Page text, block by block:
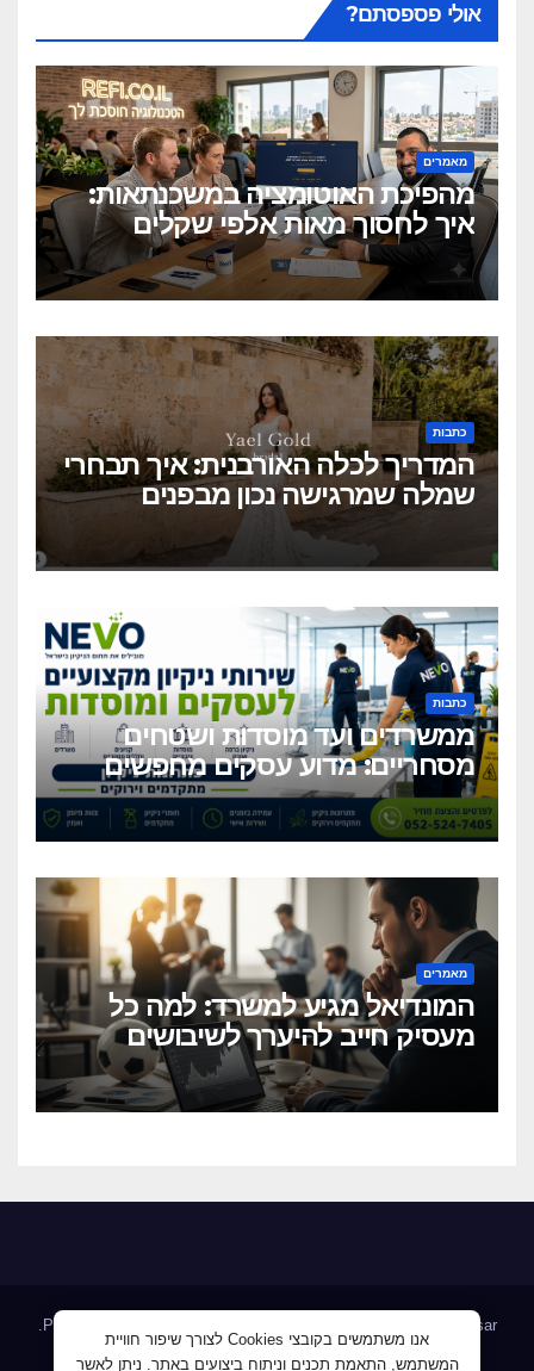
אולי פספסתם?
מאמרים
מהפיכת האוטומציה במשכנתאות:
איך לחסוך מאות אלפי שקלים
בלחיצת כפתור?
כתבות
המדריך לכלה האורבנית: איך תבחרי
שמלה שמרגישה נכון מבפנים
ונראית מושלם מבחוץ?
כתבות
ממשרדים ועד מוסדות ושטחים
מסחריים: מדוע עסקים מחפשים
כיום שירותי ניקיון מקצועיים
וגמישים?
מאמרים
המונדיאל מגיע למשרד: למה כל
מעסיק חייב להיערך לשיבושים
הקרובים
Proudly powered by WordPress Themeansar
.
אנו משתמשים בקובצי Cookies לצורך שיפור חוויית
המשתמש, התאמת תכנים וניתוח ביצועים באתר. ניתן לאשר